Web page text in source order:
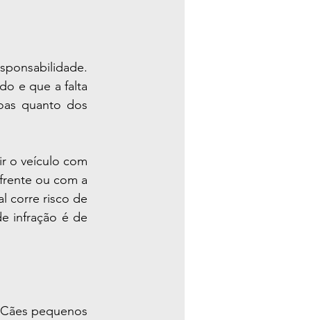
e que a falta
quanto dos
o veículo com
ou com a
corre risco de
infração é de
pequenos